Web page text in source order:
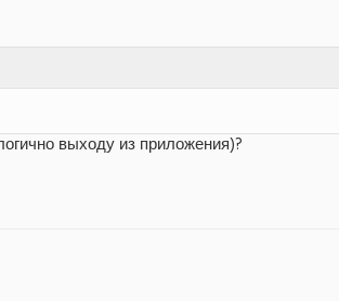
выходу из приложения)?